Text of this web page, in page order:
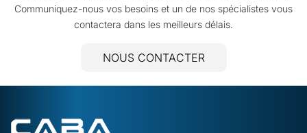
Communiquez-nous vos besoins et un de nos spécialistes vous
contactera dans les meilleurs délais.
NOUS CONTACTER